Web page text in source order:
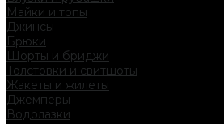
Майки и топы
Джинсы
Брюки
Шорты и бриджи
Толстовки и свитшоты
Жакеты и жилеты
Джемперы
Водолазки